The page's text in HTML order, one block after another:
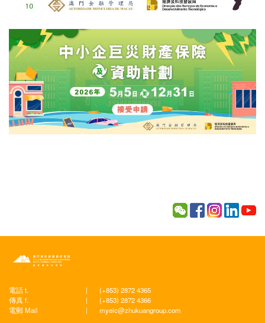
電話 t. |
(+853) 2872 4365
傳真 f.
|
(+853) 2872 4366
電郵 Mail
|
myeic@zhukuangroup.com